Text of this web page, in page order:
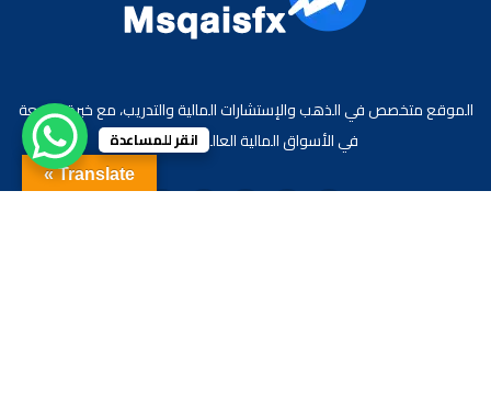
الموقع متخصص في الذهب والإستشارات المالية والتدريب، مع خبرة واسعة
في الأسواق المالية العالمية والعربية.
Translate »
انقر للمساعدة